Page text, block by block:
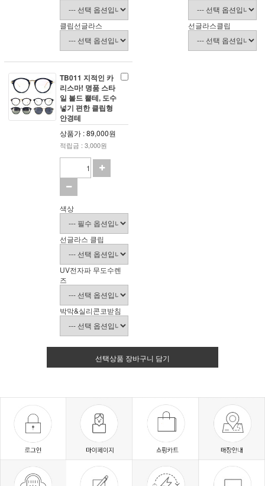
클립선글라스 선글라스클립
TB011 지적인 카
리스마! 명품 스타
일 볼드 뿔테, 도수
넣기 편한 클립형
안경테
상품가 : 89,000원
적립금 : 3,000원
색상
선글라스 클립
UV전자파 무도수렌
즈
박막&실리콘코받침
선택상품 장바구니 담기